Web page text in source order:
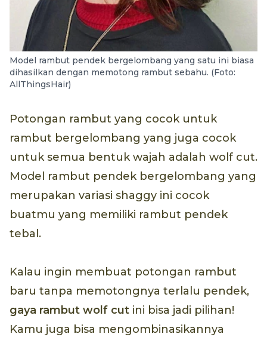
Model rambut pendek bergelombang yang satu ini biasa
dihasilkan dengan memotong rambut sebahu. (Foto:
AllThingsHair)
Potongan rambut yang cocok untuk
rambut bergelombang yang juga cocok
untuk semua bentuk wajah adalah wolf cut.
Model rambut pendek bergelombang yang
merupakan variasi shaggy ini cocok
buatmu yang memiliki rambut pendek
tebal.
Kalau ingin membuat potongan rambut
baru tanpa memotongnya terlalu pendek,
gaya rambut wolf cut ini bisa jadi pilihan!
Kamu juga bisa mengombinasikannya